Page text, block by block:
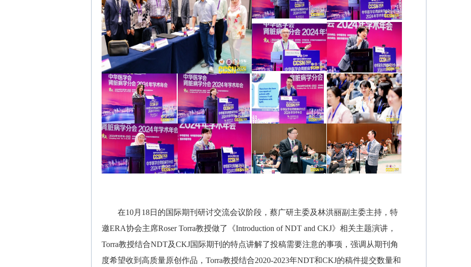
在10月18日的国际期刊研讨交流会议阶段，蔡广研主委及林洪丽副主委主持，特
邀ERA协会主席Roser Torra教授做了《Introduction of NDT and CKJ》相关主题演讲，
Torra教授结合NDT及CKJ国际期刊的特点讲解了投稿需要注意的事项，强调从期刊角
度希望收到高质量原创作品，Torra教授结合2020-2023年NDT和CKJ的稿件提交数量和